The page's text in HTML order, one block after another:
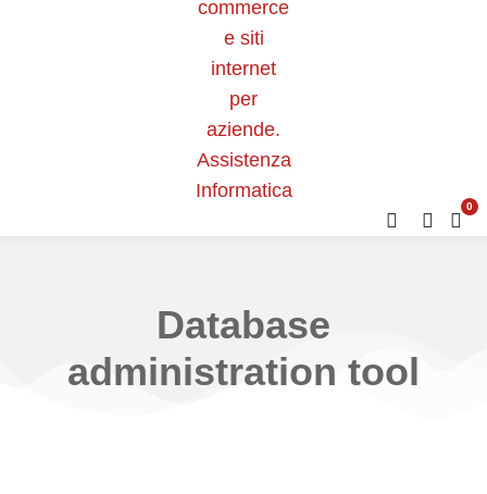
0
Database
administration tool